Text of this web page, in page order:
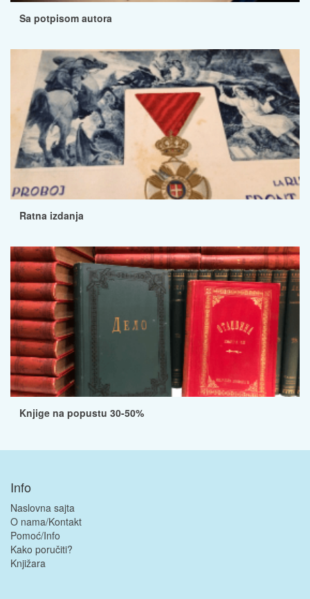
Sa potpisom autora
Ratna izdanja
Knjige na popustu 30-50%
Info
Naslovna sajta
O nama/Kontakt
Pomoć/Info
Kako poručiti?
Knjižara